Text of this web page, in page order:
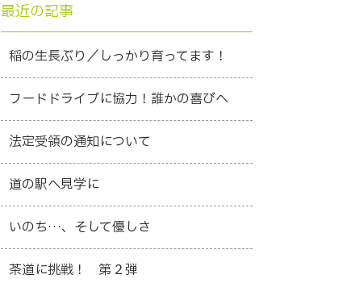
最近の記事
稲の生長ぶり／しっかり育ってます！
フードドライブに協力！誰かの喜びへ
法定受領の通知について
道の駅へ見学に
いのち…、そして優しさ
茶道に挑戦！ 第２弾